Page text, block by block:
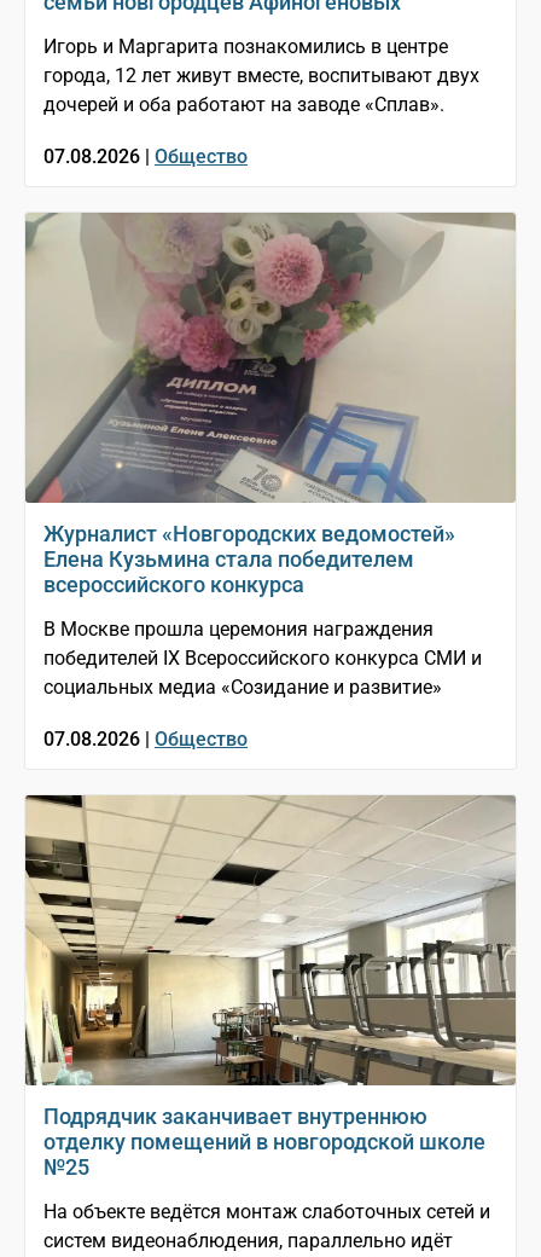
Игорь и Маргарита познакомились в центре
города, 12 лет живут вместе, воспитывают двух
дочерей и оба работают на заводе «Сплав».
07.08.2026 | Общество
Журналист «Новгородских ведомостей»
Елена Кузьмина стала победителем
всероссийского конкурса
В Москве прошла церемония награждения
победителей IX Всероссийского конкурса СМИ и
социальных медиа «Созидание и развитие»
07.08.2026 | Общество
Подрядчик заканчивает внутреннюю
отделку помещений в новгородской школе
№25
На объекте ведётся монтаж слаботочных сетей и
систем видеонаблюдения, параллельно идёт